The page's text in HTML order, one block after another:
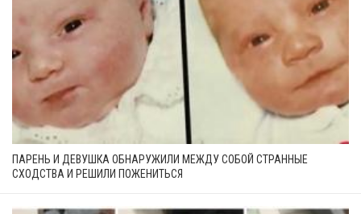
ПАРЕНЬ И ДЕВУШКА ОБНАРУЖИЛИ МЕЖДУ СОБОЙ СТРАННЫЕ
СХОДСТВА И РЕШИЛИ ПОЖЕНИТЬСЯ